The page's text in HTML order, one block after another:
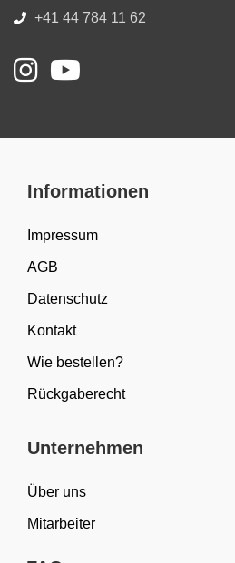
+41 44 784 11 62
Informationen
Impressum
AGB
Datenschutz
Kontakt
Wie bestellen?
Rückgaberecht
Unternehmen
Über uns
Mitarbeiter